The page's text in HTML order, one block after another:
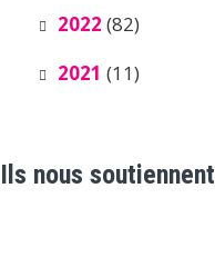
2022 (82)
2021 (11)
Ils nous soutiennent